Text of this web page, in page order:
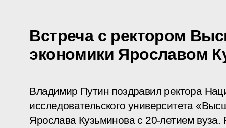
Встреча с ректором
экономики Ярославом
Владимир Путин поздравил ректора
исследовательского университета
Ярослава Кузьминова с 20-летием